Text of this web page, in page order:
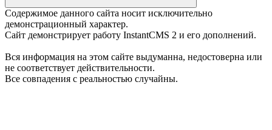
Содержимое данного сайта носит исключительно
демонстрационный характер.
Сайт демонстрирует работу InstantCMS 2 и его дополнений.
Вся информация на этом сайте выдуманна, недостоверна или
не соответствует действительности.
Все совпадения с реальностью случайны.